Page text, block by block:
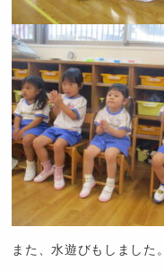
また、水遊びもしました。